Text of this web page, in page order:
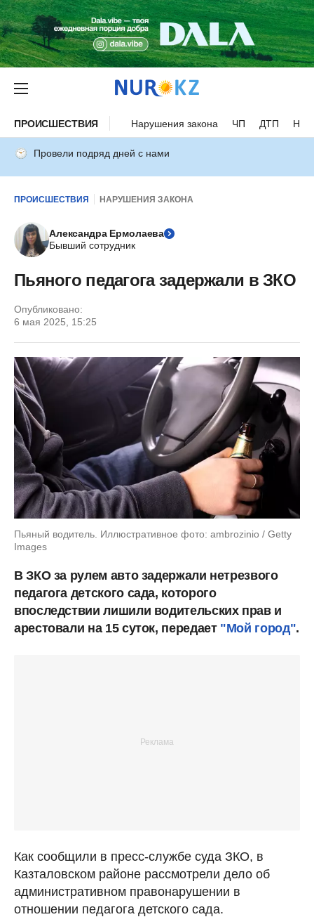
ПРОИСШЕСТВИЯ Нарушения закона ЧП ДТП
Провели подряд дней с нами
ПРОИСШЕСТВИЯ НАРУШЕНИЯ ЗАКОНА
Александра Ермолаева
Бывший сотрудник
Пьяного педагога задержали в ЗКО
Опубликовано:
6 мая 2025, 15:25
Пьяный водитель. Иллюстративное фото: ambrozinio / Getty
Images
В ЗКО за рулем авто задержали нетрезвого
педагога детского сада, которого
впоследствии лишили водительских прав и
арестовали на 15 суток, передает "Мой город".
Как сообщили в пресс-службе суда ЗКО, в
Казталовском районе рассмотрели дело об
административном правонарушении в
отношении педагога детского сада.